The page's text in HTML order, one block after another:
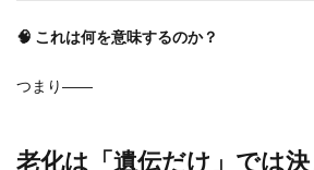
🧠 これは何を意味するのか？
つまり――
老化は「遺伝だけ」では